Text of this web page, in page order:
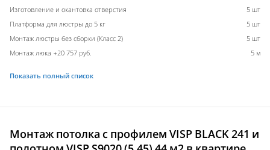
Изготовление и окантовка отверстия
5 шт
Платформа для люстры до 5 кг
5 шт
Монтаж люстры без сборки (Класс 2)
5 шт
Монтаж люка +20 757 руб.
5 м
Показать полный список
Монтаж потолка с профилем VISP BLACK 241 и